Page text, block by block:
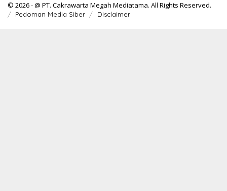
© 2026 - @ PT. Cakrawarta Megah Mediatama. All Rights Reserved.
Pedoman Media Siber Disclaimer